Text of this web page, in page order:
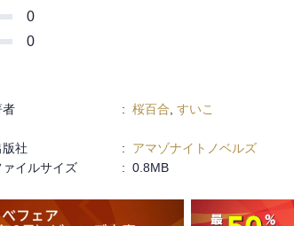
れましたが、幸せになり
き虫です」（後半）～
0
0
者 : 桜百合 すいこ
版社 :
アマゾナイトノベルズ
ァイルサイズ : 0.8MB